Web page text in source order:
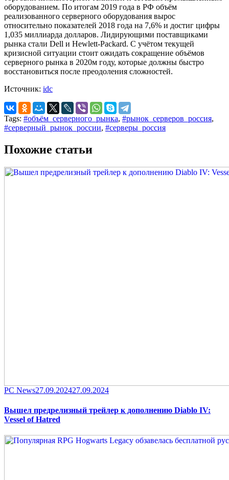
оборудованием. По итогам 2019 года в РФ объём
реализованного серверного оборудования вырос
относительно показателей 2018 года на 7,6% и достиг цифры
1,035 миллиарда долларов. Лидирующими поставщиками
рынка стали Dell и Hewlett-Packard. С учётом текущей
кризисной ситуации стоит ожидать сокращение объёмов
серверного рынка в 2020м году, которые должны быстро
восстановиться после преодоления сложностей.
Источник: idc
Tags: #объём_серверного_рынка, #рынок_серверов_россия,
#серверный_рынок_россии, #серверы_россия
Похожие статьи
Category
PC NewsPosted
27.09.202427.09.2024
Вышел предрелизный трейлер к дополнению Diablo IV:
Vessel of Hatred